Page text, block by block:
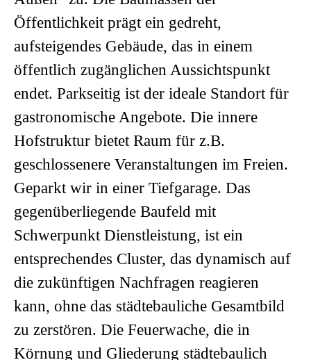
Öffentlichkeit prägt ein gedreht,
aufsteigendes Gebäude, das in einem
öffentlich zugänglichen Aussichtspunkt
endet. Parkseitig ist der ideale Standort für
gastronomische Angebote. Die innere
Hofstruktur bietet Raum für z.B.
geschlossenere Veranstaltungen im Freien.
Geparkt wir in einer Tiefgarage. Das
gegenüberliegende Baufeld mit
Schwerpunkt Dienstleistung, ist ein
entsprechendes Cluster, das dynamisch auf
die zukünftigen Nachfragen reagieren
kann, ohne das städtebauliche Gesamtbild
zu zerstören. Die Feuerwache, die in
Körnung und Gliederung städtebaulich